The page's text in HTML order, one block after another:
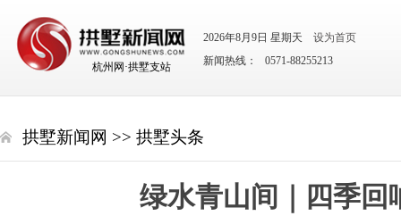
杭州网·拱墅支站
2026年8月9日 星期天
设为首页
新闻热线： 0571-88255213
拱墅新闻网 >> 拱墅头条
绿水青山间｜四季回